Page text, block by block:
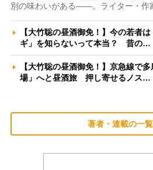
別の味わいがある――。ライター・作
【大竹聡の昼酒御免！】今の若者
ギ」を知らないって本当？ 昔の…
【大竹聡の昼酒御免！】京急線で
場」へと昼酒旅 押し寄せるノス…
著者・連載の一